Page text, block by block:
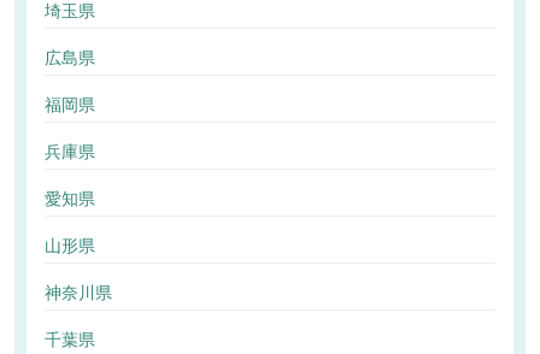
埼玉県
広島県
福岡県
兵庫県
愛知県
山形県
神奈川県
千葉県